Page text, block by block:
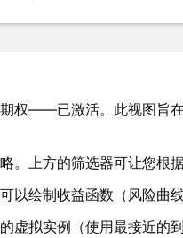
权——已激活。此视图旨
上方的筛选器可让您根
绘制收益函数（风险曲
虚拟实例（使用最接近的